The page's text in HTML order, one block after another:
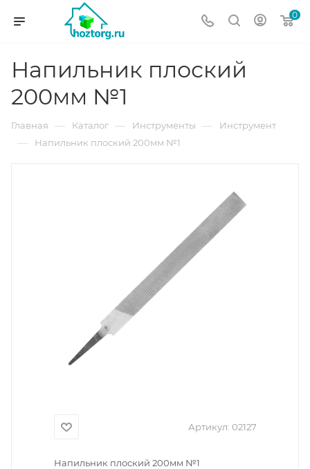
0
Напильник плоский
200мм №1
Главная — Каталог — Инструменты — Инструмент
— Напильник плоский 200мм №1
Артикул: 02127
Напильник плоский 200мм №1